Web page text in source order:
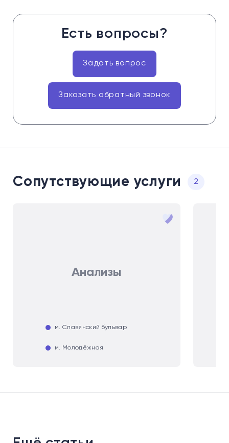
Есть вопросы?
Задать вопрос
Заказать обратный звонок
Сопутствующие услуги 2
Анализы
м. Славянский бульвар
м. Молодёжная